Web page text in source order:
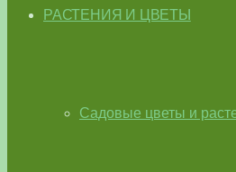
РАСТЕНИЯ И ЦВЕТЫ
Садовые цветы и